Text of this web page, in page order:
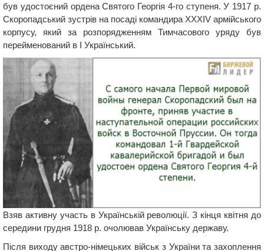
був удостоєний ордена Святого Георгія 4-го ступеня. У 1917 р.
Скоропадський зустрів на посаді командира XXXIV армійського
корпусу, який за розпорядженням Тимчасового уряду був
перейменований в I Український.
Взяв активну участь в Українській революції. З кінця квітня до
середини грудня 1918 р. очолював Українську державу.
Після виходу австро-німецьких військ з України та захоплення